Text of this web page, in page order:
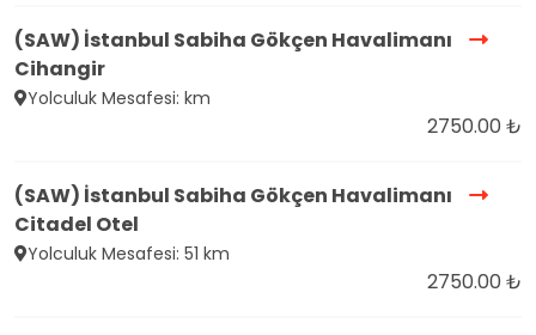
(SAW) İstanbul Sabiha Gökçen Havalimanı
Cihangir
Yolculuk Mesafesi: km
2750.00 ₺
(SAW) İstanbul Sabiha Gökçen Havalimanı
Citadel Otel
Yolculuk Mesafesi: 51 km
2750.00 ₺